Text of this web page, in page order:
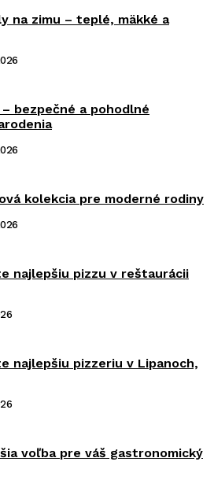
na zimu – teplé, mäkké a
bezpečné a pohodlné
kolekcia pre moderné rodiny
najlepšiu pizzu v reštaurácii
najlepšiu pizzeriu v Lipanoch,
voľba pre váš gastronomický